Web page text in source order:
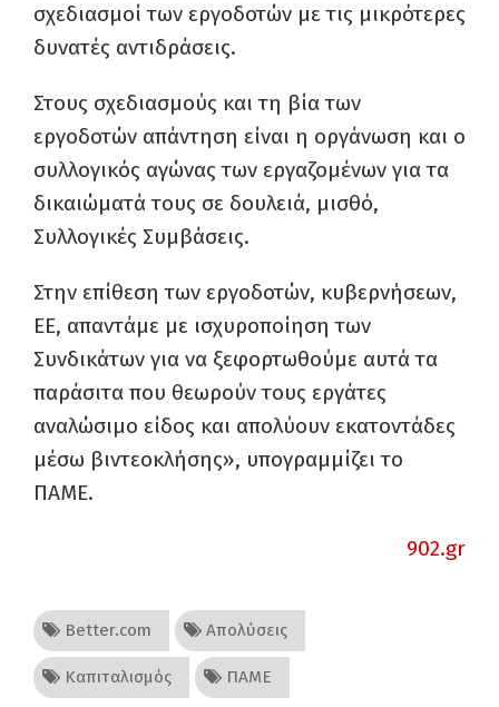
σχεδιασμοί των εργοδοτών με τις μικρότερες
δυνατές αντιδράσεις.
Στους σχεδιασμούς και τη βία των
εργοδοτών απάντηση είναι η οργάνωση και ο
συλλογικός αγώνας των εργαζομένων για τα
δικαιώματά τους σε δουλειά, μισθό,
Συλλογικές Συμβάσεις.
Στην επίθεση των εργοδοτών, κυβερνήσεων,
ΕΕ, απαντάμε με ισχυροποίηση των
Συνδικάτων για να ξεφορτωθούμε αυτά τα
παράσιτα που θεωρούν τους εργάτες
αναλώσιμο είδος και απολύουν εκατοντάδες
μέσω βιντεοκλήσης», υπογραμμίζει το
ΠΑΜΕ.
902.gr
Better.com Απολύσεις
Καπιταλισμός ΠΑΜΕ